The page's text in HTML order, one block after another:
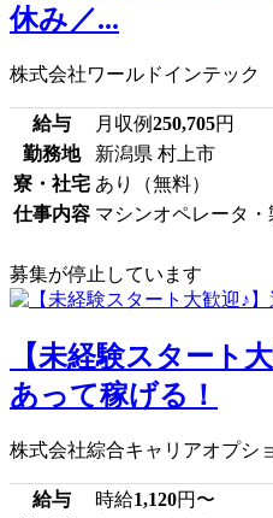
休み／...
株式会社ワールドインテック
給与 月収例250,705円
勤務地
新潟県 村上市
寮・社宅 あり（無料）
仕事内容 マシンオペレータ・
募集が停止しています
【未経験スタート
あって稼げる！
株式会社綜合キャリアオプシ
給与 時給1,120円〜